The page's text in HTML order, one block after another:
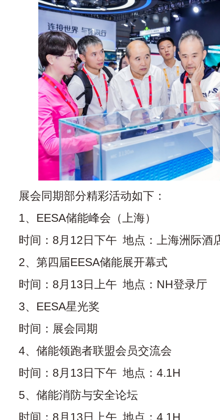
展会同期部分精彩活动如下：
1、EESA储能峰会（上海）
时间：8月12日下午 地点：上海洲际酒
2、第四届EESA储能展开幕式
时间：8月13日上午 地点：NH登录厅
3、EESA星光奖
时间：展会同期
4、储能领跑者联盟会员交流会
时间：8月13日下午 地点：4.1H
5、储能消防与安全论坛
时间：8月13日上午 地点：4.1H